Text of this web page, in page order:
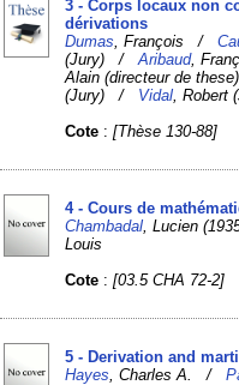
3 - Corps locaux non
dérivations
Dumas , François /
(Jury) /Aribaud,
Alain (directeur de
(Jury) / Vidal , Robert
Cote :[Thèse 130-88]
4 - Cours de
Chambadal , Lucien
Louis
Cote :[03.5 CHA 72-2]
5 - Derivation and
Hayes , Charles A. /